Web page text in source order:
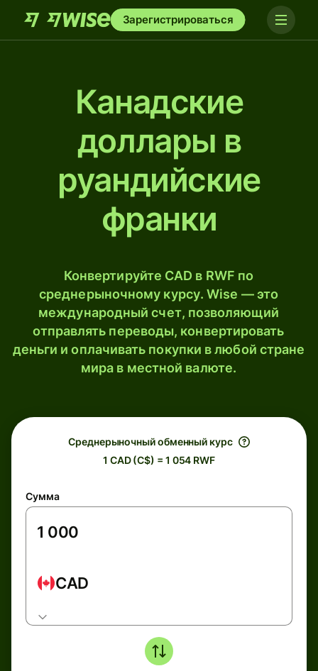
Зарегистрироваться
Канадские
доллары в
руандийские
франки
Конвертируйте CAD в RWF по
среднерыночному курсу. Wise — это
международный счет, позволяющий
отправлять переводы, конвертировать
деньги и оплачивать покупки в любой стране
мира в местной валюте.
Среднерыночный обменный курс
1 CAD (C$) = 1 054 RWF
Сумма
CAD